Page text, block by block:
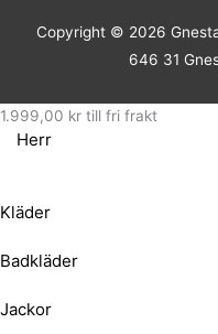
Copyright © 2026
646 31
1.999,00 kr till fri frakt
Herr
Kläder
Badkläder
Jackor